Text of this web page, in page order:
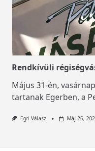
Rendkívüli
Május 31-én,
tartanak Egerben, a
Egri Válasz Máj 26,